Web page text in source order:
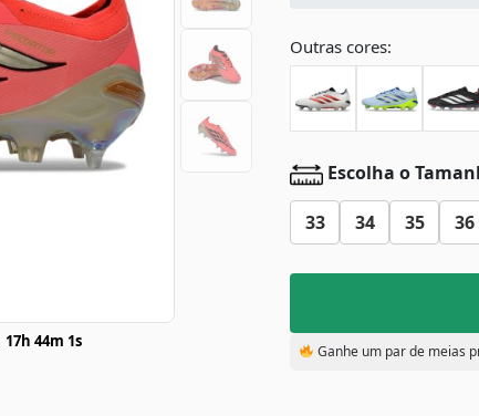
17h 44m 1s
Outras cores:
Escolha o
33 34 35 36
Ganhe um par de meias